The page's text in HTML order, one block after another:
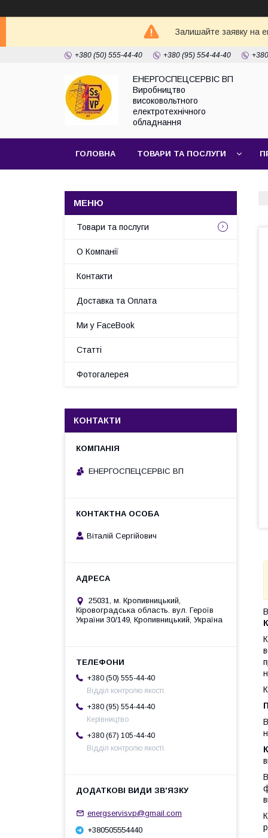
Залишайте заявку на
+380 (50) 555-44-40 +380 (95) 554-44-40
ЕНЕРГОСПЕЦСЕРВІС ВП
Виробництво
високовольтного
електротехнічного
обладнання
ГОЛОВНА ТОВАРИ ТА ПОСЛУГИ
Товари та послуги
О Компанії
Контакти
Доставка та Оплата
Ми у FaceBook
Статті
Фотогалерея
КОНТАКТИ
ЕНЕРГОСПЕЦСЕРВІС ВП
Віталій Сергійович
25031, м. Кропивницький,
Кіровоградська область. вул. Героїв
України 30/149, Кропивницький, Україна
+380 (50) 555-44-40
Відділ контролю якості.
+380 (95) 554-44-40
Керівництво
+380 (67) 105-44-40
Відділ контролю якості.
energservisvp@gmail.com
+380505554440